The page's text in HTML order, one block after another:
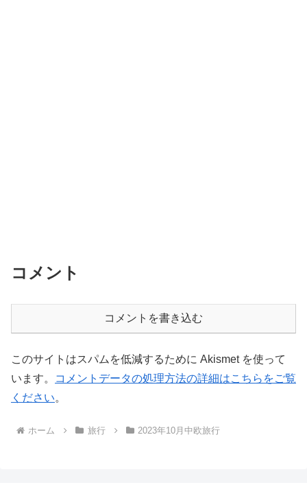
コメント
コメントを書き込む
このサイトはスパムを低減するために Akismet を使って
います。
コメントデータの処理方法の詳細はこちらをご覧
ください。
ホーム 旅行 2023年10月中欧旅行